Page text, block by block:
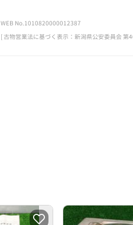
WEB No.1010820000012387
[ 古物営業法に基づく表示：新潟県公安委員会